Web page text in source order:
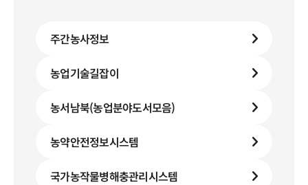
주간농사정보
농업기술길잡이
농서남북(농업분야도서모음)
농약안전정보시스템
국가농작물병해충관리시스템